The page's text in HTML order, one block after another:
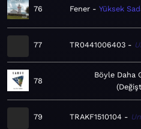
76 Fener Yüksek
77 TR0441006403
78
Böyle Daha
79 TRAKF1510104